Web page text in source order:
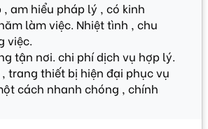
am hiểu pháp lý , có kinh
làm việc. Nhiệt tình , chu
việc.
tận nơi. chi phí dịch vụ hợp lý.
trang thiết bị hiện đại phục vụ
cách nhanh chóng , chính